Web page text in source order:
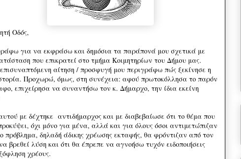
Οδός,
για να εκφράσω και δημόσια τα παράπονά μου σχετικά με
που επικρατεί στο τμήμα Κοιμητηρίων του Δήμου μας.
αίτηση / προσφυγή μου περιγράφω πώς ξεκίνησε η
Προχωρώ, όμως, στη συνέχεια: αφού πρωτοκόλλησα το παρόν
επιχείρησα να συναντήσω τον κ. Δήμαρχο, την ίδια εκείνη
με δέχτηκε αντιδήμαρχος και με διαβεβαίωσε ότι το θέμα που
όχι μόνο για μένα, αλλά και για όλους όσοι αντιμετώπιζαν
πρόβλημα, δηλαδή άδικης χρέωσης εκταφής, θα φρόντιζαν από τον
βρεθεί λύση και ότι θα έπρεπε να αγνοήσω τυχόν ειδοποιήσεις
χρέους.